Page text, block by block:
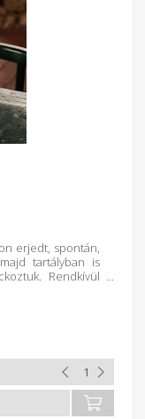
erjedt, spontán,
tartályban is
Rendkívül